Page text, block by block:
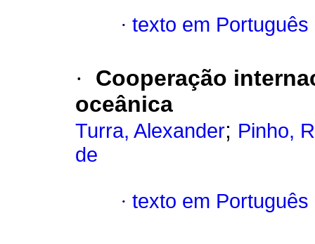
· texto em Português
·
Cooperação
oceânica
Turra, Alexander; Pinho,
de
· texto em Português